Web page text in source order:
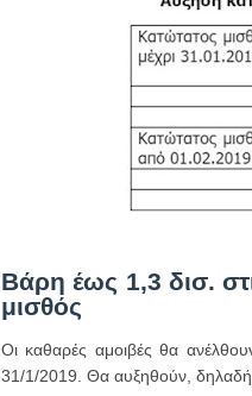
Βάρη έως 1,3 δισ.
μισθός
Οι καθαρές αμοιβές θα
31/1/2019. Θα αυξηθούν,